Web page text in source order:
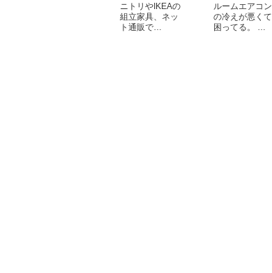
ニトリやIKEAの
組立家具、ネッ
ト通販で…
ルームエアコン
の冷えが悪くて
困ってる。 …